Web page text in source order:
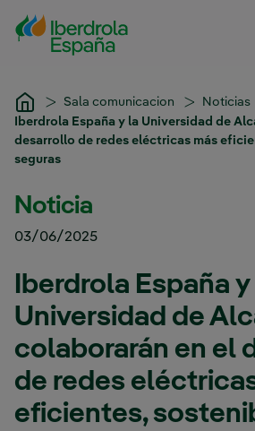
Saltar al contenido principal
Sala comunicacion
Noticias
Iberdrola España y la Universidad de
desarrollo de redes eléctricas más
seguras
Noticia
03/06/2025
Iberdrola España y
Universidad de
colaborarán en el
de redes
eficientes,